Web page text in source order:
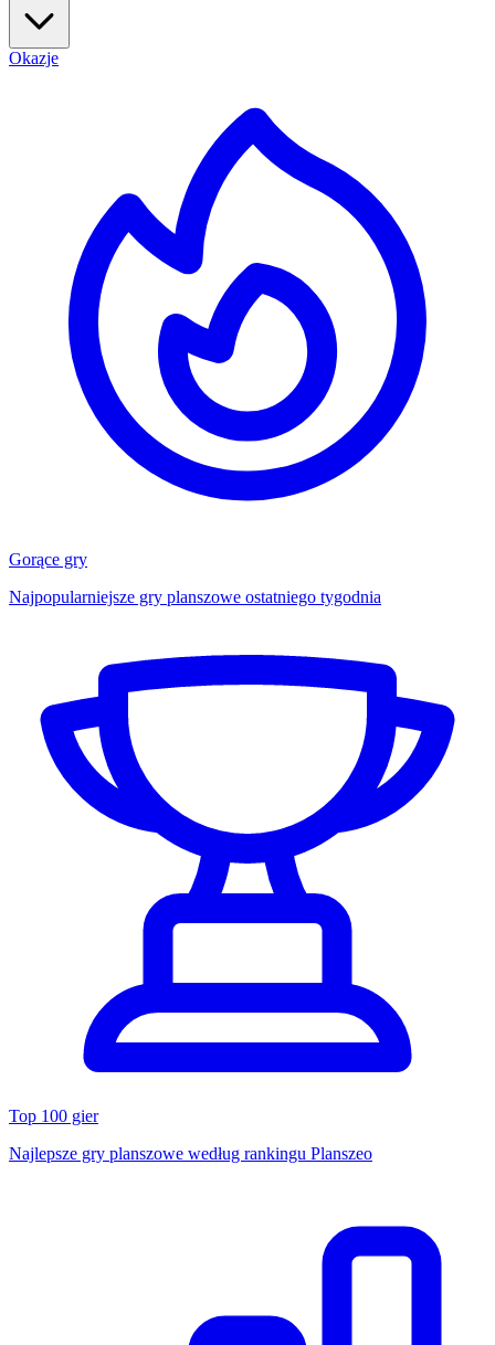
Okazje
Gorące gry
Najpopularniejsze gry planszowe ostatniego tygodnia
Top 100 gier
Najlepsze gry planszowe według rankingu Planszeo